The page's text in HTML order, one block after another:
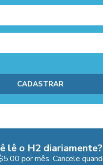
lê o H2 diariamente?
por mês. Cancele